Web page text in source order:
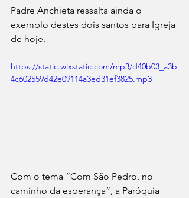
Padre Anchieta ressalta ainda o
exemplo destes dois santos para Igreja
de hoje.
https://static.wixstatic.com/mp3/d40b03_a3b
4c602559d42e09114a3ed31ef3825.mp3
Com o tema “Com São Pedro, no
caminho da esperança”, a Paróquia